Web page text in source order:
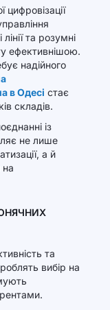
цифровізації
та розумні
ефективнішою.
надійного
в Одесі стає
складів.
із
не лише
а й
на
та
роблять вибір на